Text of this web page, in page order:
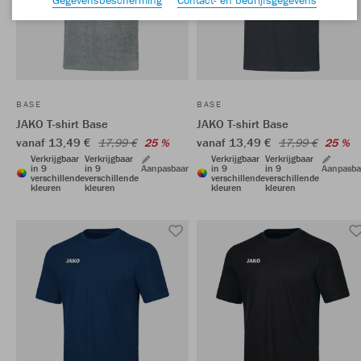
BASE
JAKO T-shirt Base
vanaf 13,49 € 17,99 € 25 %
Verkrijgbaar
in 9
verschillende
kleuren
Verkrijgbaar
in 9
verschillende
kleuren
Aanpasbaar
BASE
JAKO T-shirt Base
vanaf 13,49 € 17,99 € 25 %
Verkrijgbaar
in 9
verschillende
kleuren
Verkrijgbaar
in 9
verschillende
kleuren